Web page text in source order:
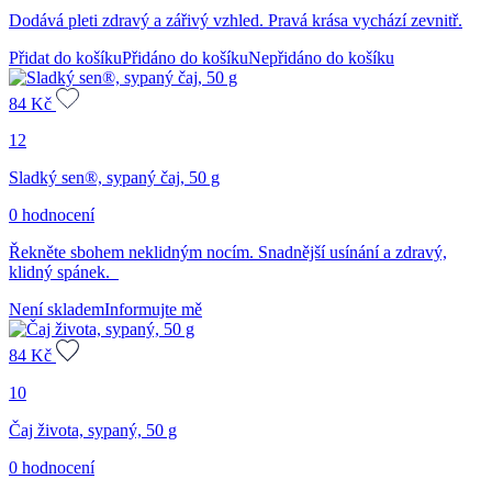
Dodává pleti zdravý a zářivý vzhled. Pravá krása vychází zevnitř.
Přidat do košíkuPřidáno do košíkuNepřidáno do košíku
84 Kč
12
Sladký sen®, sypaný čaj, 50 g
0 hodnocení
Řekněte sbohem neklidným nocím. Snadnější usínání a zdravý,
klidný spánek.
Není sklademInformujte mě
84 Kč
10
Čaj života, sypaný, 50 g
0 hodnocení